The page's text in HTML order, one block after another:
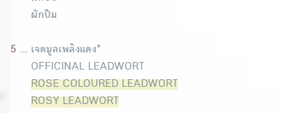
ผักปืม
5 ... เจตมูลเพลิงแดง*
OFFICINAL LEADWORT
ROSE COLOURED LEADWORT
ROSY LEADWORT